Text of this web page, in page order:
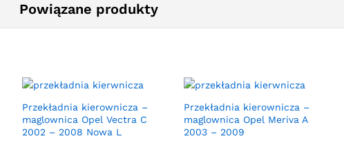
Powiązane produkty
Przekładnia kierownicza –
maglownica Opel Vectra C
2002 – 2008 Nowa L
Przekładnia kierownicza –
maglownica Opel Meriva A
2003 – 2009